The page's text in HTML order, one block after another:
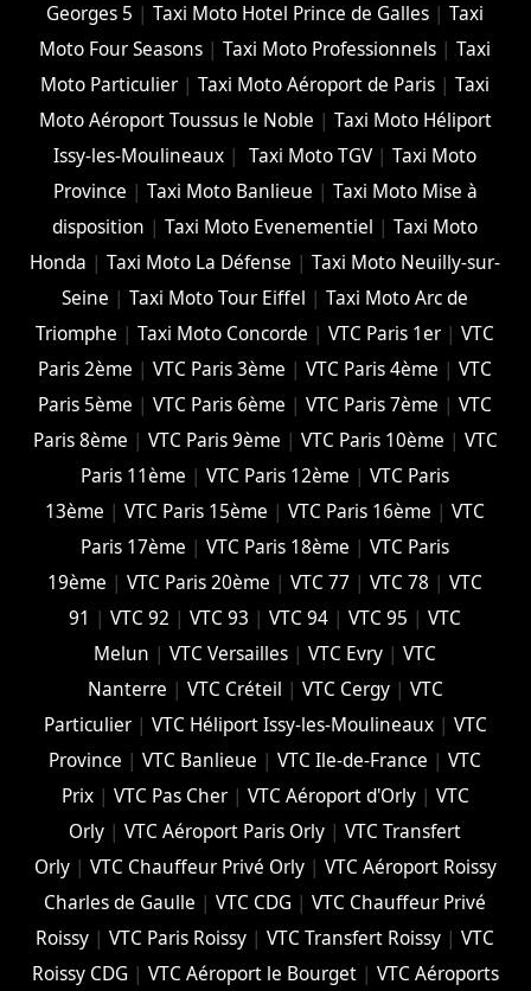
Georges 5 |Taxi Moto Hotel Prince de Galles |Taxi
Moto Four Seasons |Taxi Moto Professionnels |Taxi
Moto Particulier |Taxi Moto Aéroport de Paris |Taxi
Moto Aéroport Toussus le Noble | Taxi Moto Héliport
Issy-les-Moulineaux | Taxi Moto TGV|Taxi Moto
Province | Taxi Moto Banlieue | Taxi Moto Mise à
disposition |Taxi Moto Evenementiel |Taxi Moto
Honda |Taxi Moto La Défense |Taxi Moto Neuilly-sur-
Seine |Taxi Moto Tour Eiffel |Taxi Moto Arc de
Triomphe |Taxi Moto Concorde |VTC Paris 1er |VTC
Paris 2ème |VTC Paris 3ème |VTC Paris 4ème |VTC
Paris 5ème |VTC Paris 6ème |VTC Paris 7ème |VTC
Paris 8ème | VTC Paris 9ème | VTC Paris 10ème | VTC
Paris 11ème |VTC Paris 12ème |VTC Paris
13ème |VTC Paris 15ème |VTC Paris 16ème |VTC
Paris 17ème |VTC Paris 18ème |VTC Paris
19ème |VTC Paris 20ème |VTC 77 |VTC 78 |VTC
91 |VTC 92 |VTC 93 |VTC 94 |VTC 95 |VTC
Melun |VTC Versailles |VTC Evry |VTC
Nanterre | VTC Créteil | VTC Cergy| VTC
Particulier| VTC Héliport Issy-les-Moulineaux| VTC
Province |VTC Banlieue |VTC Ile-de-France |VTC
Prix| VTC Pas Cher| VTC Aéroport d'Orly| VTC
Orly |VTC Aéroport Paris Orly |VTC Transfert
Orly| VTC Chauffeur Privé Orly| VTC Aéroport Roissy
Charles de Gaulle |VTC CDG |VTC Chauffeur Privé
Roissy |VTC Paris Roissy |VTC Transfert Roissy |VTC
Roissy CDG | VTC Aéroport le Bourget| VTC Aéroports